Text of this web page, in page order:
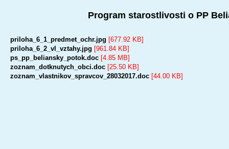
Program starostlivosti o PP
priloha_6_1_predmet_ochr.jpg [677.92 KB]
priloha_6_2_vl_vztahy.jpg [961.84 KB]
ps_pp_beliansky_potok.doc [4.85 MB]
zoznam_dotknutych_obci.doc [25.50 KB]
zoznam_vlastnikov_spravcov_28032017.doc [44.00 KB]